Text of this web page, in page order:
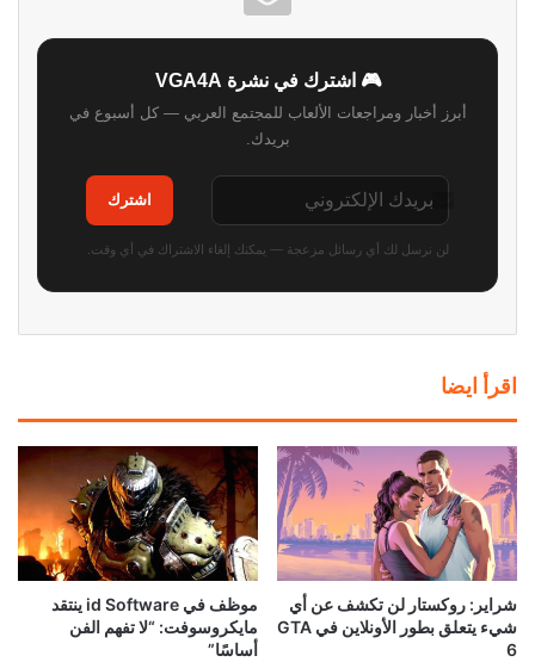
🎮 اشترك في نشرة VGA4A
أبرز أخبار ومراجعات الألعاب للمجتمع العربي — كل أسبوع في
بريدك.
اشترك
لن نرسل لك أي رسائل مزعجة — يمكنك إلغاء الاشتراك في أي وقت.
اقرأ ايضا
شراير: روكستار لن تكشف عن أي
شيء يتعلق بطور الأونلاين في GTA
6
موظف في id Software ينتقد
مايكروسوفت: “لا تفهم الفن
أساسًا”